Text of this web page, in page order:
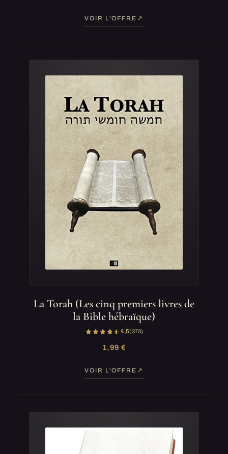
VOIR L'OFFRE
La Torah (Les cinq premiers livres de
la Bible hébraïque)
4,5(373)
1,99 €
VOIR L'OFFRE